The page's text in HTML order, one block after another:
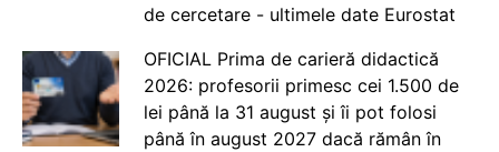
de cercetare - ultimele date Eurostat
OFICIAL Prima de carieră didactică
2026: profesorii primesc cei 1.500 de
lei până la 31 august și îi pot folosi
până în august 2027 dacă rămân în